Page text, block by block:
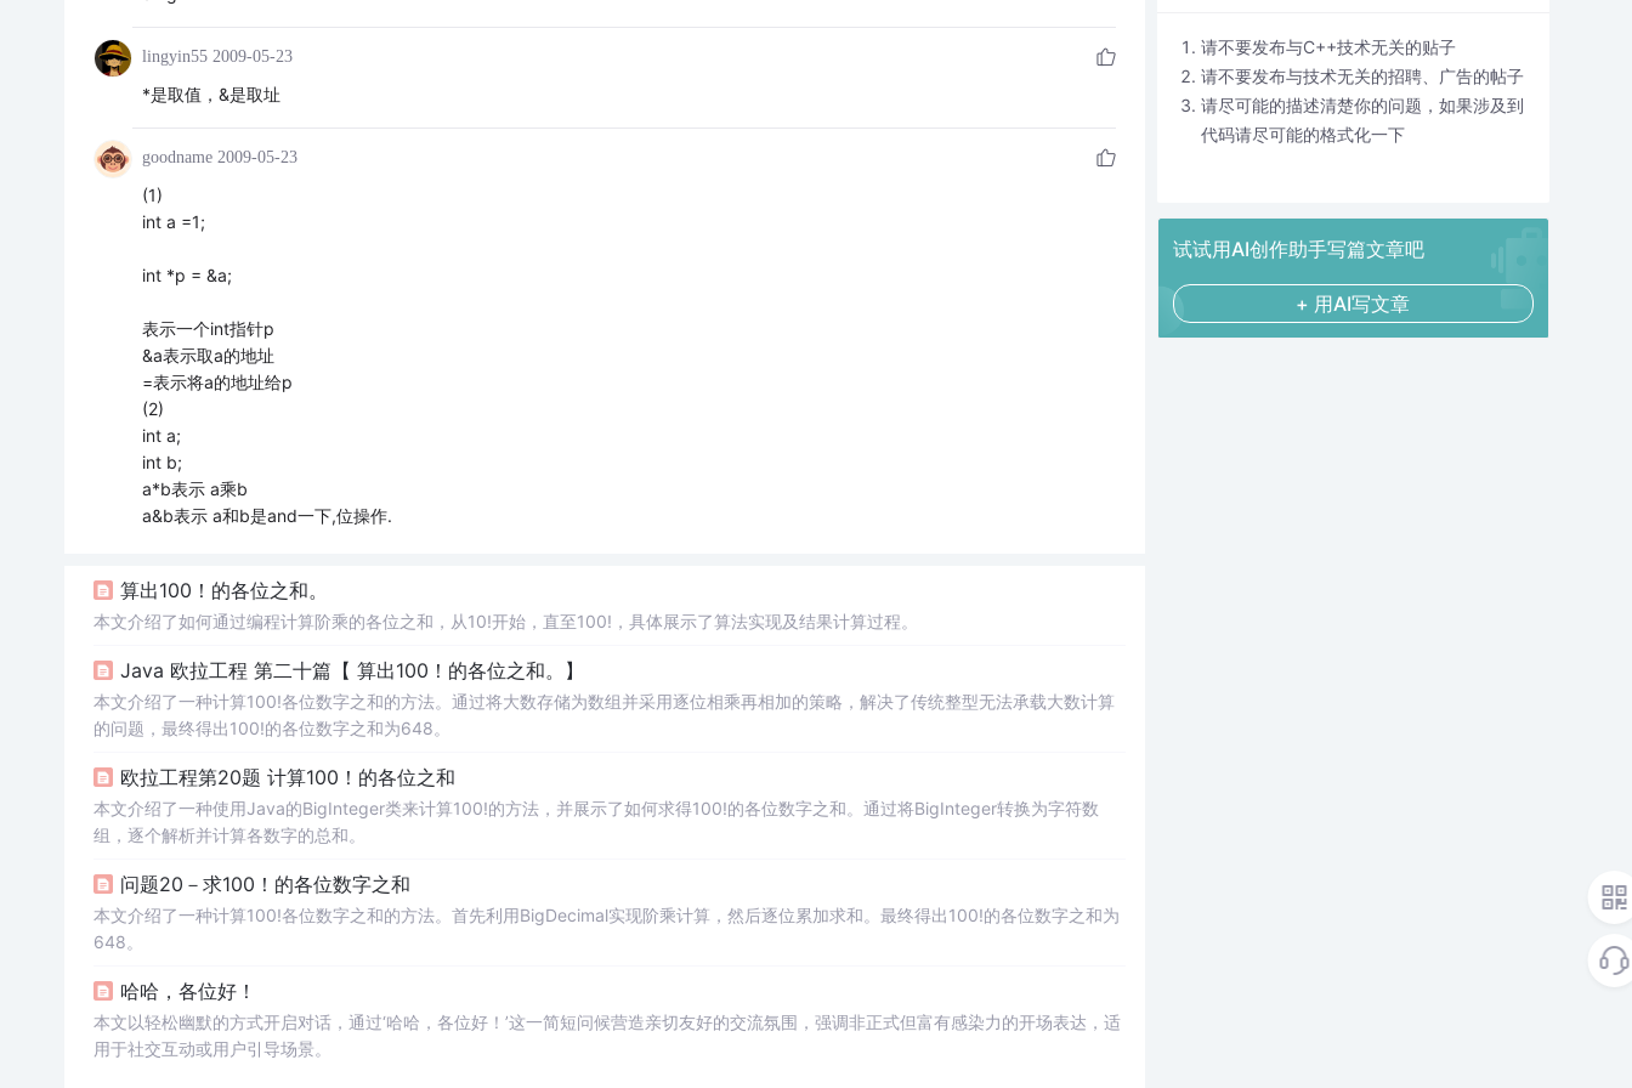
lingyin55 2009-05-23
*是取值，&是取址
goodname 2009-05-23
(1)
int a =1;
int *p = &a;
表示一个int指针p
&a表示取a的地址
=表示将a的地址给p
(2)
int a;
int b;
a*b表示 a乘b
a&b表示 a和b是and一下,位操作.
算出100！的各位之和。
本文介绍了如何通过编程计算阶乘的各位之和，从10!开始，直至100!，具体展示了算法实现及结果计算过程。
Java 欧拉工程 第二十篇【 算出100！的各位之和。】
本文介绍了一种计算100!各位数字之和的方法。通过将大数存储为数组并采用逐位相乘再相加的策略，解决了传统整型无法承载大数计算
的问题，最终得出100!的各位数字之和为648。
欧拉工程第20题 计算100！的各位之和
本文介绍了一种使用Java的BigInteger类来计算100!的方法，并展示了如何求得100!的各位数字之和。通过将BigInteger转换为字符数
组，逐个解析并计算各数字的总和。
问题20－求100！的各位数字之和
本文介绍了一种计算100!各位数字之和的方法。首先利用BigDecimal实现阶乘计算，然后逐位累加求和。最终得出100!的各位数字之和为
648。
哈哈，各位好！
本文以轻松幽默的方式开启对话，通过‘哈哈，各位好！’这一简短问候营造亲切友好的交流氛围，强调非正式但富有感染力的开场表达，适
用于社交互动或用户引导场景。
请不要发布与C++技术无关的贴子
请不要发布与技术无关的招聘、广告的帖子
请尽可能的描述清楚你的问题，如果涉及到
代码请尽可能的格式化一下
试试用AI创作助手写篇文章吧
+ 用AI写文章